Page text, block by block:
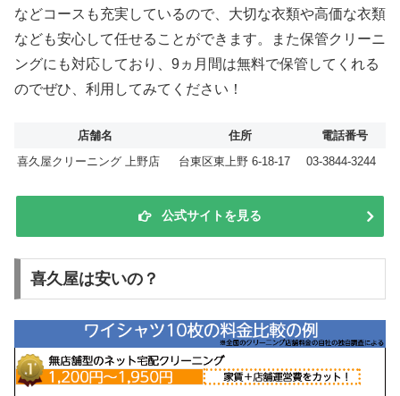
などコースも充実しているので、大切な衣類や高価な衣類
なども安心して任せることができます。また保管クリーニ
ングにも対応しており、9ヵ月間は無料で保管してくれる
のでぜひ、利用してみてください！
店舗名 住所
電話番号
喜久屋クリーニング 上野店
台東区東上野 6-18-17 03-3844-3244
公式サイトを見る
喜久屋は安いの？